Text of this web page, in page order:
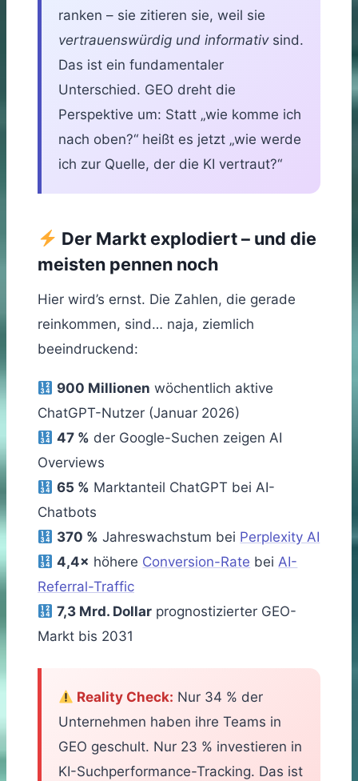
ranken – sie zitieren sie, weil sie
vertrauenswürdig und informativsind.
Das ist ein fundamentaler
Unterschied. GEO dreht die
Perspektive um: Statt „wie komme ich
nach oben?“ heißt es jetzt „wie werde
ich zur Quelle, der die KI vertraut?“
Der Markt explodiert – und die
meisten pennen noch
Hier wird’s ernst. Die Zahlen, die gerade
reinkommen, sind… naja, ziemlich
beeindruckend:
900 Millionen wöchentlich aktive
ChatGPT-Nutzer (Januar 2026)
47 % der Google-Suchen zeigen AI
Overviews
65 % Marktanteil ChatGPT bei AI-
Chatbots
370 % Jahreswachstum bei Perplexity AI
4,4× höhere Conversion-Rate beiAI-
Referral-Traffic
7,3 Mrd. Dollar prognostizierter GEO-
Markt bis 2031
Reality Check: Nur 34 % der
Unternehmen haben ihre Teams in
GEO geschult. Nur 23 % investieren in
KI-Suchperformance-Tracking. Das ist